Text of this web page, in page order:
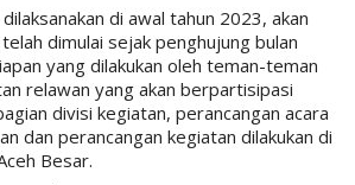
di awal tahun 2023, akan
dimulai sejak penghujung bulan
yang dilakukan oleh teman-teman
relawan yang akan berpartisipasi
divisi kegiatan, perancangan acara
dan perancangan kegiatan dilakukan di
Besar.